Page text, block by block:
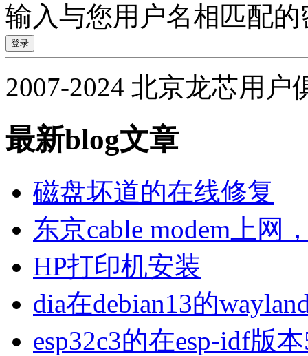
输入与您用户名相匹配的
2007-2024 北京龙芯用户
最新blog文章
磁盘坏道的在线修复
东京cable modem上网
HP打印机安装
dia在debian13的
esp32c3的在esp-idf版